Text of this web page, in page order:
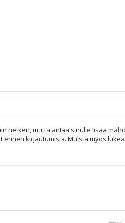
hetken, mutta antaa sinulle lisää
kirjautumista. Muista myös